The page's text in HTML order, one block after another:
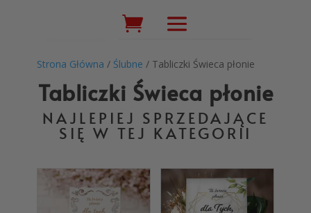
Wyszukiwarka
produktów
Strona Główna / Ślubne / Tabliczki Świeca płonie
Tabliczki Świeca płonie
NAJLEPIEJ SPRZEDAJĄCE
SIĘ W TEJ KATEGORII